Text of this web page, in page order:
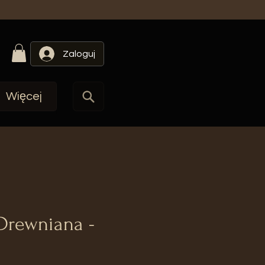
Zaloguj
Więcej
-